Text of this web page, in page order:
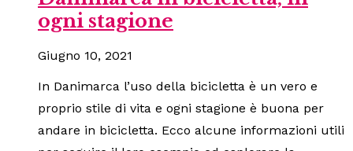
ogni stagione
Giugno 10, 2021
In Danimarca l’uso della bicicletta è un vero e
proprio stile di vita e ogni stagione è buona per
andare in bicicletta. Ecco alcune informazioni utili